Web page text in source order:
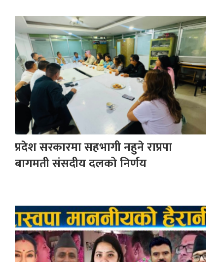
प्रदेश सरकारमा सहभागी नहुने राप्रपा
बागमती संसदीय दलको निर्णय